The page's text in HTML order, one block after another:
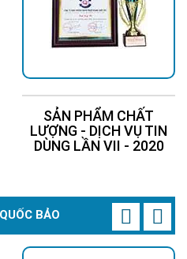
SẢN PHẨM CHẤT
LƯỢNG - DỊCH VỤ TIN
DÙNG LẦN VII - 2020
BẢO